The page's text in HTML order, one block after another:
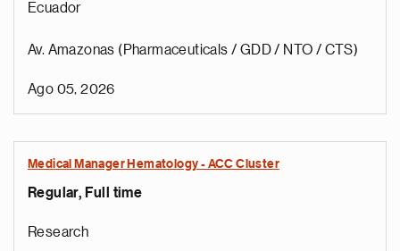
Ecuador
Av. Amazonas (Pharmaceuticals / GDD / NTO / CTS)
Ago 05, 2026
Medical Manager Hematology - ACC Cluster
Regular, Full time
Research